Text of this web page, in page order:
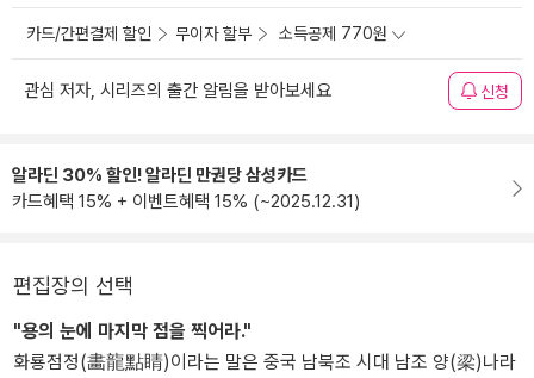
카드/간편결제 할인 무이자 할부 소득공제 770원
관심 저자, 시리즈의 출간 알림을 받아보세요 신청
알라딘 30% 할인! 알라딘 만권당 삼성카드
카드혜택 15% + 이벤트혜택 15% (~2025.12.31)
편집장의 선택
"용의 눈에 마지막 점을 찍어라."
화룡점정(畵龍點睛)이라는 말은 중국 남북조 시대 남조 양(梁)나라